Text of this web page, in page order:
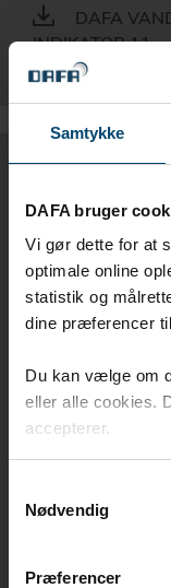
Samtykke
DAFA bruger
Vi gør dette for at
optimale online
statistik og
dine præferencer
Du kan vælge om
eller alle cookies.
accepterer.
Nødvendig
Præferencer
DAFA
INDIKATOR 11
EU
BUTYL
DAFA
DAFA
DAFA
DAFA
DAFA DUO